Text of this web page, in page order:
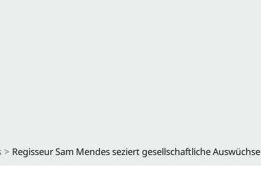
Regisseur Sam Mendes seziert gesellschaftliche Auswüchse